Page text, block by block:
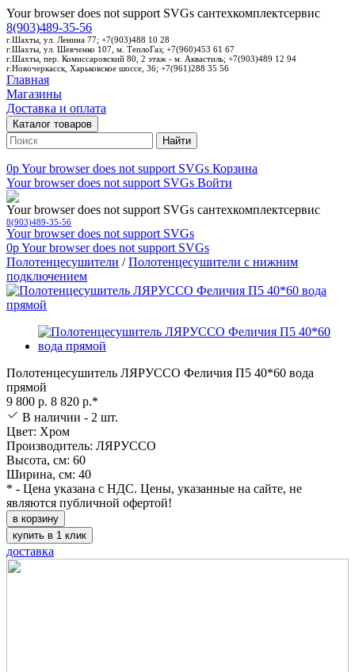
Your browser does not support SVGs сантехкомплектсервис
8(903)489-35-56
г.Шахты, ул. Ленина 77; +7(903)488 10 28
г.Шахты, ул. Шевченко 107, м. ТеплоГаз; +7(960)453 61 67
г.Шахты, пер. Комиссаровский 80, 2 этаж - м. Аквастиль; +7(903)489 12 94
г.Новочеркасск, Харьковское шоссе, 36; +7(961)288 35 56
Главная
Магазины
Доставка и оплата
Каталог товаров
Найти
0pYour browser does not support SVGs Корзина
Your browser does not support SVGs Войти
Your browser does not support SVGs сантехкомплектсервис
8(903)489-35-56
Your browser does not support SVGs
0pYour browser does not support SVGs
Полотенцесушители /Полотенцесушители с нижним
подключением
Полотенцесушитель ЛЯРУССО Феличия П5 40*60 вода
прямой
9 800 р. 8 820 р.*
В наличии - 2 шт.
Цвет: Хром
Производитель: ЛЯРУССО
Высота, см: 60
Ширина, см: 40
* - Цена указана с НДС. Цены, указанные на сайте, не
являются публичной офертой!
в корзину
купить в 1 клик
доставка